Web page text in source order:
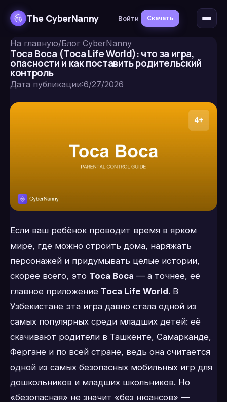
The CyberNanny Войти Скачать
На главную/Блог CyberNanny
Toca Boca (Toca Life World): что за игра,
опасности и как поставить родительский
контроль
Дата публикации:6/27/2026
Если ваш ребёнок проводит время в ярком
мире, где можно строить дома, наряжать
персонажей и придумывать целые истории,
скорее всего, это Toca Boca — а точнее, её
главное приложение Toca Life World. В
Узбекистане эта игра давно стала одной из
самых популярных среди младших детей: её
скачивают родители в Ташкенте, Самарканде,
Фергане и по всей стране, ведь она считается
одной из самых безопасных мобильных игр для
дошкольников и младших школьников. Но
«безопасная» не значит «без нюансов» —